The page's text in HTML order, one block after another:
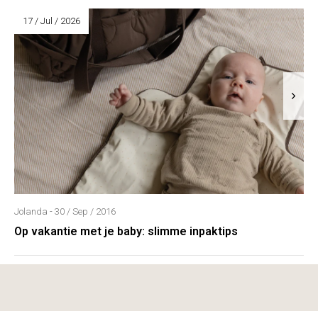
17 / Jul / 2026
Jolanda - 30 / Sep / 2016
Op vakantie met je baby: slimme inpaktips